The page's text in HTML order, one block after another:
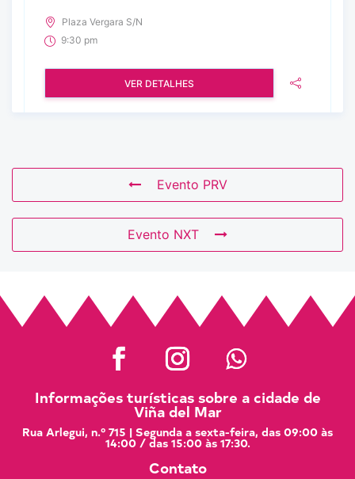
Plaza Vergara S/N
9:30 pm
VER DETALHES
Evento PRV
Evento NXT
Informações turísticas sobre a cidade de
Viña del Mar
Rua Arlegui, n.º 715 | Segunda a sexta-feira, das 09:00 às
14:00 / das 15:00 às 17:30.
Contato